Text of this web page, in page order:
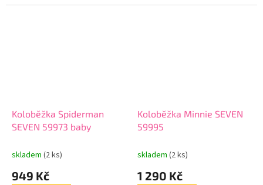
Koloběžka Spiderman
SEVEN 59973 baby
skladem (2 ks)
949 Kč
Koloběžka Minnie SEVEN
59995
skladem (2 ks)
1 290 Kč